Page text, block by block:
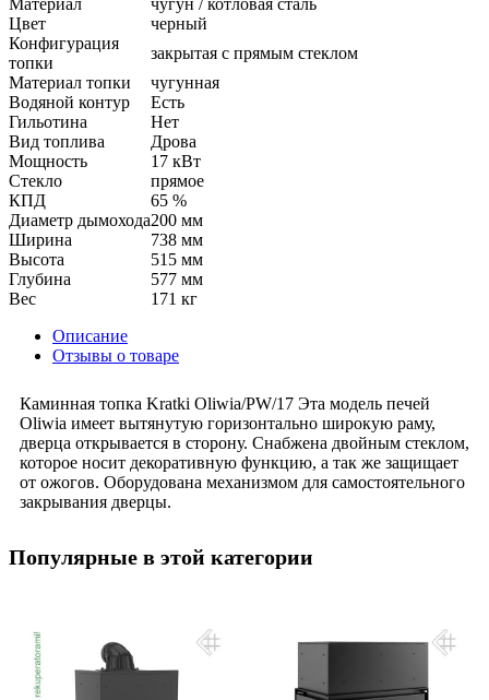
Цвет
черный
Конфигурация
топки
закрытая с прямым стеклом
Материал топки
чугунная
Водяной контур
Есть
Гильотина
Нет
Вид топлива
Дрова
Мощность
17 кВт
Стекло
прямое
КПД
65 %
Диаметр дымохода200 мм
Ширина
738 мм
Высота
515 мм
Глубина
577 мм
Вес
171 кг
Описание
Отзывы о товаре
Каминная топка Kratki Oliwia/PW/17 Эта модель печей
Oliwia имеет вытянутую горизонтально широкую раму,
дверца открывается в сторону. Снабжена двойным стеклом,
которое носит декоративную функцию, а так же защищает
от ожогов. Оборудована механизмом для самостоятельного
закрывания дверцы.
Популярные в этой категории